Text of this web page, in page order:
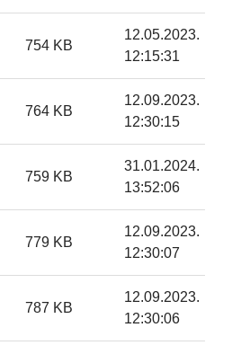
754 KB
12.05.2023.
12:15:31
764 KB
12.09.2023.
12:30:15
759 KB
31.01.2024.
13:52:06
779 KB
12.09.2023.
12:30:07
787 KB
12.09.2023.
12:30:06